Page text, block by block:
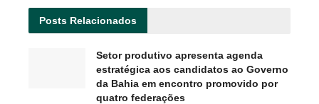
Posts Relacionados
Setor produtivo apresenta agenda
estratégica aos candidatos ao Governo
da Bahia em encontro promovido por
quatro federações